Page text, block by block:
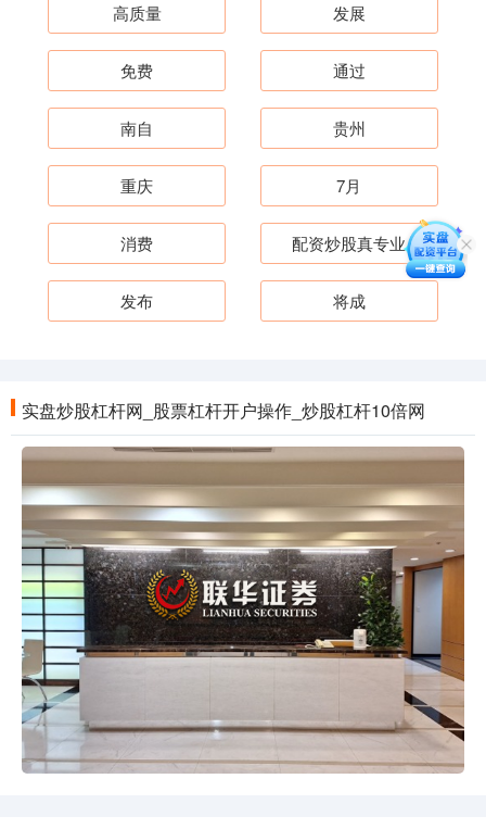
高质量 发展
免费 通过
南自 贵州
重庆 7月
消费 配资炒股真专业
发布 将成
实盘炒股杠杆网_股票杠杆开户操作_炒股杠杆10倍网